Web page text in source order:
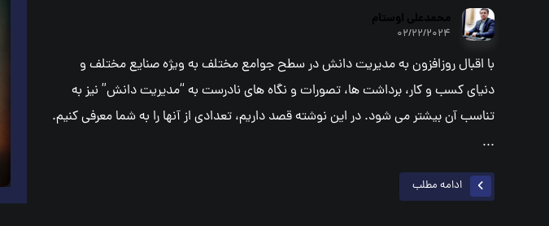
محمدعلي اوستام
۰۲/۲۲/۲۰۲۴
با اقبال روزافزون به مديريت دانش در سطح جوامع مختلف به ويژه صنايع مختلف و
دنياي كسب و كار، برداشت ها،‌ تصورات و نگاه هاي نادرست به “مديريت دانش” نيز به
تناسب آن بيشتر مي شود. در اين نوشته قصد داريم، تعدادي از آنها را به شما معرفي كنيم.
...
ادامه مطلب